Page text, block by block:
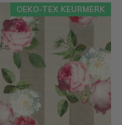
OEKO-TEX KEURMERK